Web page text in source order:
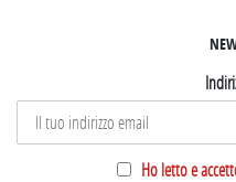
Ho letto e